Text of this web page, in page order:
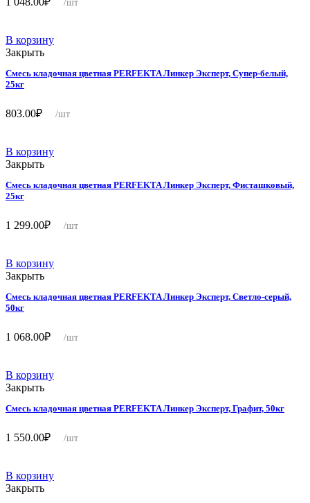
/шт
В корзину
Закрыть
Смесь кладочная цветная PERFEKTA Линкер Эксперт, Супер-белый,
25кг
803.00₽ /шт
В корзину
Закрыть
Смесь кладочная цветная PERFEKTA Линкер Эксперт, Фисташковый,
25кг
1 299.00₽ /шт
В корзину
Закрыть
Смесь кладочная цветная PERFEKTA Линкер Эксперт, Светло-серый,
50кг
1 068.00₽ /шт
В корзину
Закрыть
Смесь кладочная цветная PERFEKTA Линкер Эксперт, Графит, 50кг
1 550.00₽ /шт
В корзину
Закрыть